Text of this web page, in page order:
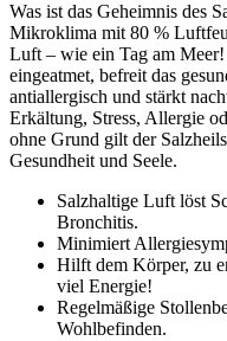
Was ist das Geheimnis des
Mikroklima mit 80 %
Luft – wie ein Tag am Meer!
eingeatmet, befreit das
antiallergisch und stärkt
Erkältung, Stress, Allergie
ohne Grund gilt der
Gesundheit und Seele.
Salzhaltige Luft löst
Bronchitis.
Minimiert
Hilft dem Körper, zu
viel Energie!
Regelmäßige
Wohlbefinden.